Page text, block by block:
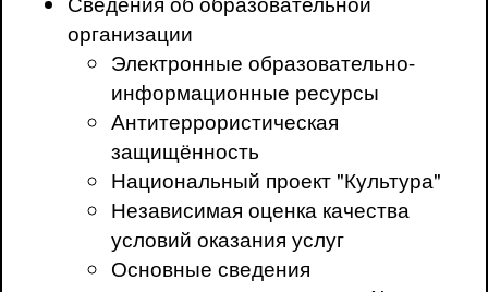
организации
Электронные образовательно-
информационные ресурсы
Антитеррористическая
защищённость
Национальный проект "Культура"
Независимая оценка качества
условий оказания услуг
Основные сведения